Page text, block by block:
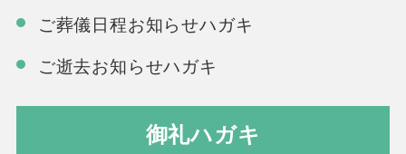
ご葬儀日程お知らせハガキ
ご逝去お知らせハガキ
御礼ハガキ